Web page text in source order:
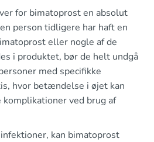
for bimatoprost en absolut
person tidligere har haft en
eller nogle af de
i produktet, bør de helt undgå
med specifikke
hvor betændelse i øjet kan
ved brug af
kan bimatoprost